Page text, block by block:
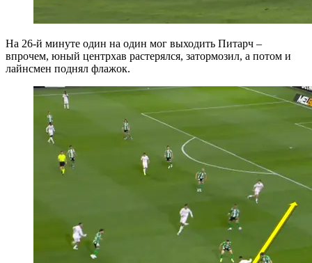
На 26-й минуте один на один мог выходить Питарч –
впрочем, юный центрхав растерялся, затормозил, а потом и
лайнсмен поднял флажок.